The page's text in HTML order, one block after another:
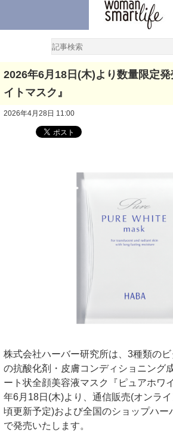
2026年6月18日(木)より数量限定
イトマスク』
2026年4月28日 11:00
株式会社ハーバー研究所は、3種類の
の抗酸化剤・皮膚コンディショニング
ート状全顔美容液マスク『ピュアホワ
年6月18日(木)より、通信販売(オンラ
頃更新予定)および全国のショップハー
で発売いたします。